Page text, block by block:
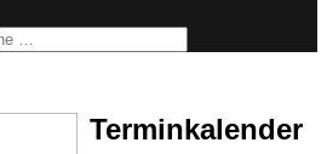
Terminkalender